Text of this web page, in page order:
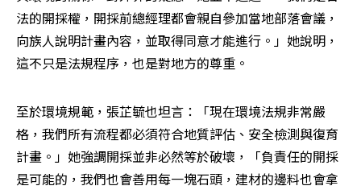
法的開採權，開採前總經理都會親自參加當地部落會議，
向族人說明計畫內容，並取得同意才能進行。」她說明，
這不只是法規程序，也是對地方的尊重。
至於環境規範，張芷毓也坦言：「現在環境法規非常嚴
格，我們所有流程都必須符合地質評估、安全檢測與復育
計畫。」她強調開採並非必然等於破壞，「負責任的開採
是可能的，我們也會善用每一塊石頭，建材的邊料也會拿